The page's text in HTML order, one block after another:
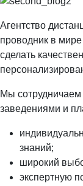
Агентство
проводник в
сделать
Мы
заведениями и
знаний;
широкий
экспертную